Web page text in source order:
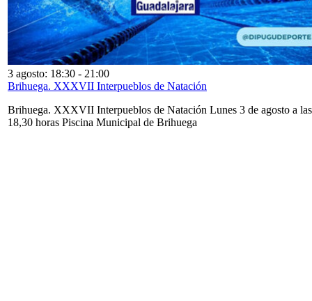
3 agosto: 18:30 - 21:00
Brihuega. XXXVII Interpueblos de Natación
Brihuega. XXXVII Interpueblos de Natación Lunes 3 de agosto a las
18,30 horas Piscina Municipal de Brihuega